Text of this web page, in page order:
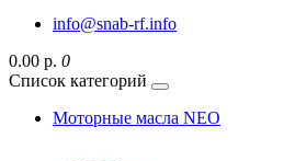
info@snab-rf.info
0.00 р. 0
Список категорий
Моторные масла NEO